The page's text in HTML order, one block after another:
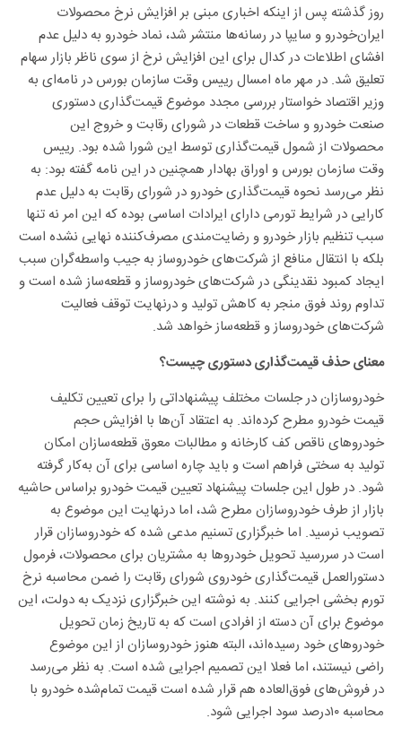
روز گذشته پس از اینکه اخباری مبنی بر افزایش نرخ محصولات
ایران‌خودرو و سایپا در رسانه‌ها منتشر شد، نماد خودرو به دلیل عدم
افشای اطلاعات در کدال برای این افزایش نرخ از سوی ناظر بازار سهام
تعلیق شد. در مهر ماه امسال رییس وقت سازمان بورس در نامه‌ای به
وزیر اقتصاد خواستار بررسی مجدد موضوع قیمت‌گذاری دستوری
صنعت خودرو و ساخت قطعات در شورای رقابت و خروج این
محصولات از شمول قیمت‌گذاری توسط این شورا شده بود. رییس
وقت سازمان بورس و اوراق بهادار همچنین در این نامه گفته بود: به
نظر می‌رسد نحوه قیمت‌گذاری خودرو در شورای رقابت به دلیل عدم
کارایی در شرایط تورمی دارای ایرادات اساسی بوده که این امر نه تنها
سبب تنظیم بازار خودرو و رضایت‌مندی مصرف‌کننده نهایی نشده است
بلکه با انتقال منافع از شرکت‌های خودروساز به جیب واسطه‌گران سبب
ایجاد کمبود نقدینگی در شرکت‌های خودروساز و قطعه‌ساز شده است و
تداوم روند فوق منجر به کاهش تولید و درنهایت توقف فعالیت
شرکت‌های خودروساز و قطعه‌ساز خواهد شد.
معنای حذف قیمت‌گذاری دستوری چیست؟
خودروسازان در جلسات مختلف پیشنهاداتی را برای تعیین تکلیف
قیمت خودرو مطرح کرده‌اند. به اعتقاد آن‌ها با افزایش حجم
خودرو‌های ناقص کف کارخانه و مطالبات معوق قطعه‌سازان امکان
تولید به سختی فراهم است و باید چاره اساسی برای آن به‌کار گرفته
شود. در طول این جلسات پیشنهاد تعیین قیمت خودرو براساس حاشیه
بازار از طرف خودروسازان مطرح شد، اما درنهایت این موضوع به
تصویب نرسید. اما خبرگزاری تسنیم مدعی شده که خودروسازان قرار
است در سررسید تحویل خودرو‌ها به مشتریان برای محصولات، فرمول
دستورالعمل قیمت‌گذاری خودروی شورای رقابت را ضمن محاسبه نرخ
تورم بخشی اجرایی کنند. به نوشته این خبرگزاری نزدیک به دولت، این
موضوع برای آن دسته از افرادی است که به تاریخ زمان تحویل
خودرو‌های خود رسیده‌اند، البته هنوز خودروسازان از این موضوع
راضی نیستند، اما فعلا این تصمیم اجرایی شده است. به نظر می‌رسد
در فروش‌های فوق‌العاده هم قرار شده است قیمت تمام‌شده خودرو با
محاسبه ۱۰درصد سود اجرایی شود.